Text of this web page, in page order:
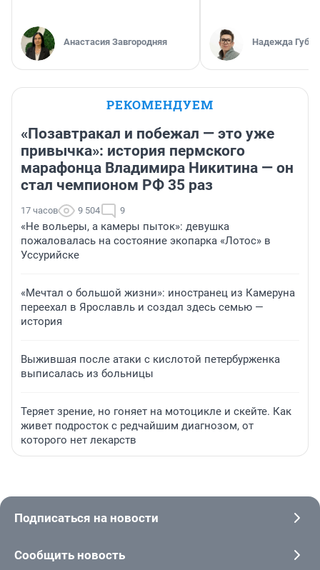
Анастасия Завгородняя Надежда
РЕКОМЕНДУЕМ
«Позавтракал и побежал — это уже
привычка»: история пермского
марафонца Владимира Никитина — он
стал чемпионом РФ 35 раз
17 часов 9 504 9
«Не вольеры, а камеры пыток»: девушка
пожаловалась на состояние экопарка «Лотос» в
Уссурийске
«Мечтал о большой жизни»: иностранец из Камеруна
переехал в Ярославль и создал здесь семью —
история
Выжившая после атаки с кислотой петербурженка
выписалась из больницы
Теряет зрение, но гоняет на мотоцикле и скейте. Как
живет подросток с редчайшим диагнозом, от
которого нет лекарств
Подписаться на новости
Сообщить новость